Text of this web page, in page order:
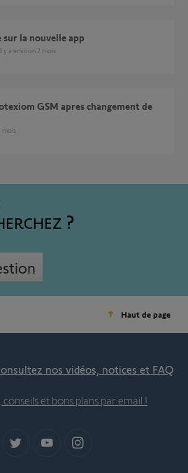
sur la nouvelle app
il y a environ 2 mois
mois
Haut de page
nos vidéos, notices et FAQ
et bons plans par email !